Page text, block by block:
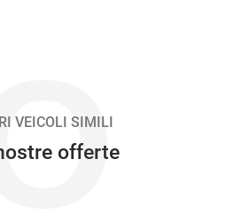
VEICOLI SIMILI
offerte